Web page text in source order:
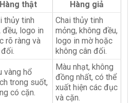
Hàng thật Hàng giả
thủy tinh
đều, logo in
rõ ràng và
Chai thủy tinh
mỏng, không đều,
logo in mờ hoặc
không cân đối.
vàng hổ
trong suốt,
có cặn.
Màu nhạt, không
đồng nhất, có thể
xuất hiện các đục
và cặn.